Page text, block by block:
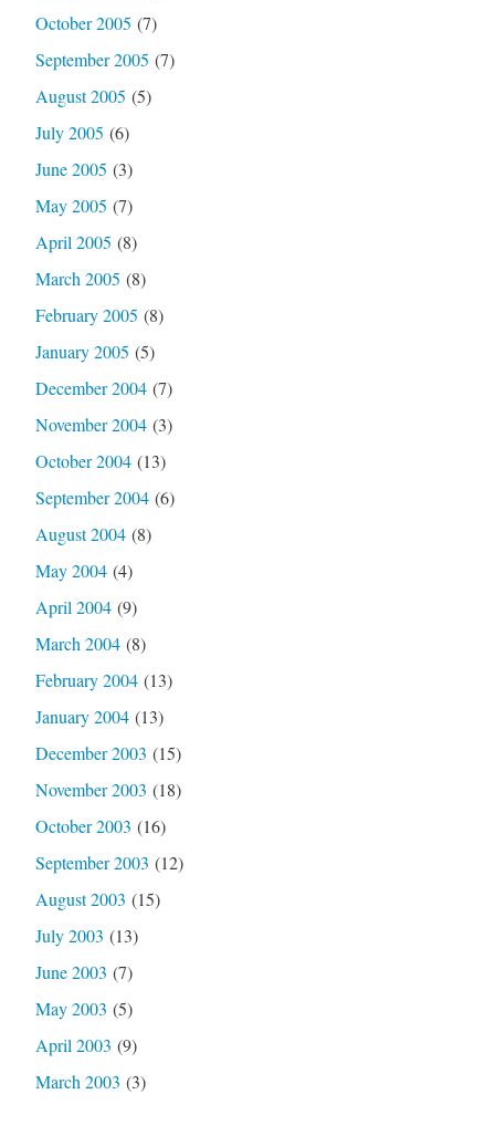
October 2005 (7)
September 2005 (7)
August 2005 (5)
July 2005 (6)
June 2005 (3)
May 2005 (7)
April 2005 (8)
March 2005 (8)
February 2005 (8)
January 2005 (5)
December 2004(7)
November 2004(3)
October 2004(13)
September 2004(6)
August 2004(8)
May 2004(4)
April 2004(9)
March 2004(8)
February 2004(13)
January 2004(13)
December 2003 (15)
November 2003 (18)
October 2003 (16)
September 2003 (12)
August 2003 (15)
July 2003 (13)
June 2003 (7)
May 2003 (5)
April 2003 (9)
March 2003 (3)